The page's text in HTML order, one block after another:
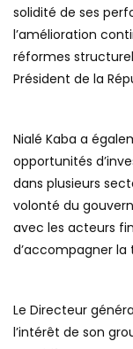
solidité de ses
l’amélioration
réformes
Président de la
Nialé Kaba a
opportunités
dans plusieurs
volonté du
avec les acteurs
d’accompagner
Le Directeur
l’intérêt de son